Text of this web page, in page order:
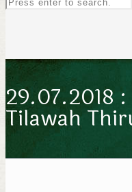
29.07.2018
Tilawah